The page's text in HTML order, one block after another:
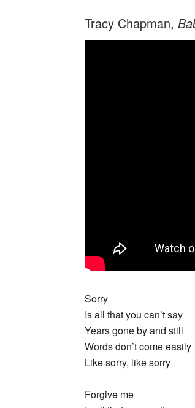
Tracy Chapman,
Sorry
Is all that you can’t say
Years gone by and still
Words don’t come easily
Like sorry, like sorry
Forgive me